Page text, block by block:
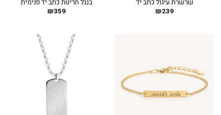
שרשרת עיגול כתב יד
₪239
בנגל חריטת כתב יד פנימית
₪359